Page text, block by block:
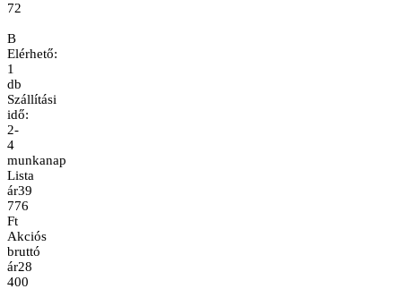
72
B
Elérhető:
1
db
Szállítási
idő:
2-
4
munkanap
Lista
ár39
776
Ft
Akciós
bruttó
ár28
400